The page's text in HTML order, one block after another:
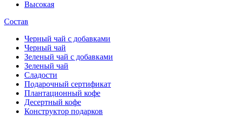
Высокая
Состав
Черный чай с добавками
Черный чай
Зеленый чай с добавками
Зеленый чай
Сладости
Подарочный сертификат
Плантационный кофе
Десертный кофе
Конструктор подарков